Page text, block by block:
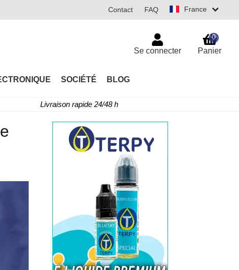
France
Contact FAQ
SOCIÉTÉ BLOG
Se connecter Panier
0
Livraison rapide 24/48 h